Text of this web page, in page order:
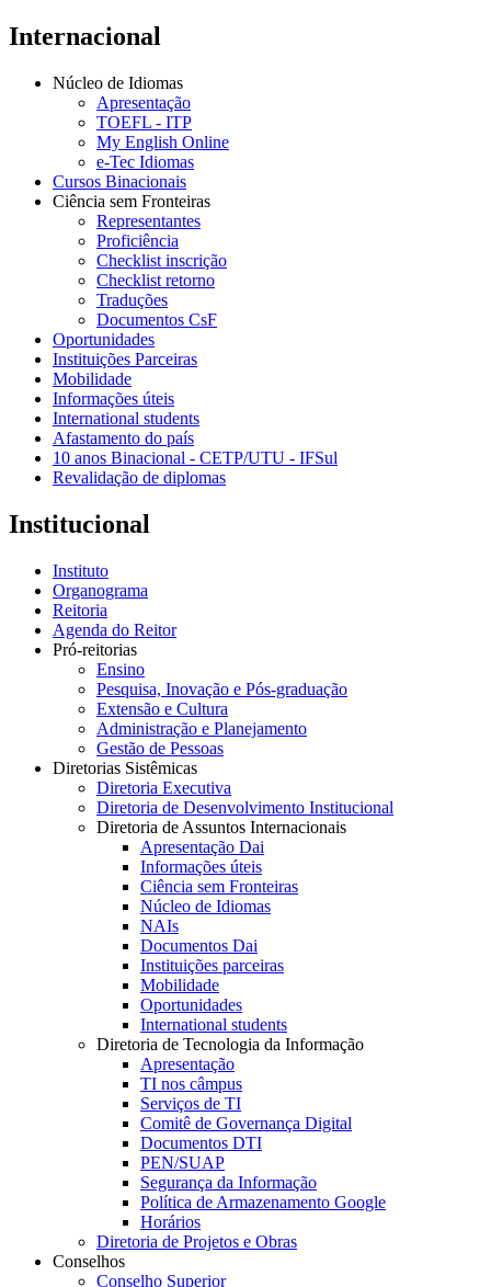
Internacional
Núcleo de Idiomas
Apresentação
TOEFL - ITP
My English Online
e-Tec Idiomas
Cursos Binacionais
Ciência sem Fronteiras
Representantes
Proficiência
Checklist inscrição
Checklist retorno
Traduções
Documentos CsF
Oportunidades
Instituições Parceiras
Mobilidade
Informações úteis
International students
Afastamento do país
10 anos Binacional - CETP/UTU - IFSul
Revalidação de diplomas
Institucional
Instituto
Organograma
Reitoria
Agenda do Reitor
Pró-reitorias
Ensino
Pesquisa, Inovação e Pós-graduação
Extensão e Cultura
Administração e Planejamento
Gestão de Pessoas
Diretorias Sistêmicas
Diretoria Executiva
Diretoria de Desenvolvimento Institucional
Diretoria de Assuntos Internacionais
Apresentação Dai
Informações úteis
Ciência sem Fronteiras
Núcleo de Idiomas
NAIs
Documentos Dai
Instituições parceiras
Mobilidade
Oportunidades
International students
Diretoria de Tecnologia da Informação
Apresentação
TI nos câmpus
Serviços de TI
Comitê de Governança Digital
Documentos DTI
PEN/SUAP
Segurança da Informação
Política de Armazenamento Google
Horários
Diretoria de Projetos e Obras
Conselhos
Conselho Superior